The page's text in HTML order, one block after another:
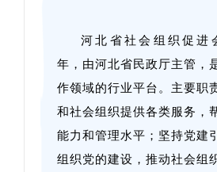
河北省社会组织促进
年，由河北省民政厅主管，
作领域的行业平台。主要职
和社会组织提供各类服务，
能力和管理水平；坚持党建
组织党的建设，推动社会组